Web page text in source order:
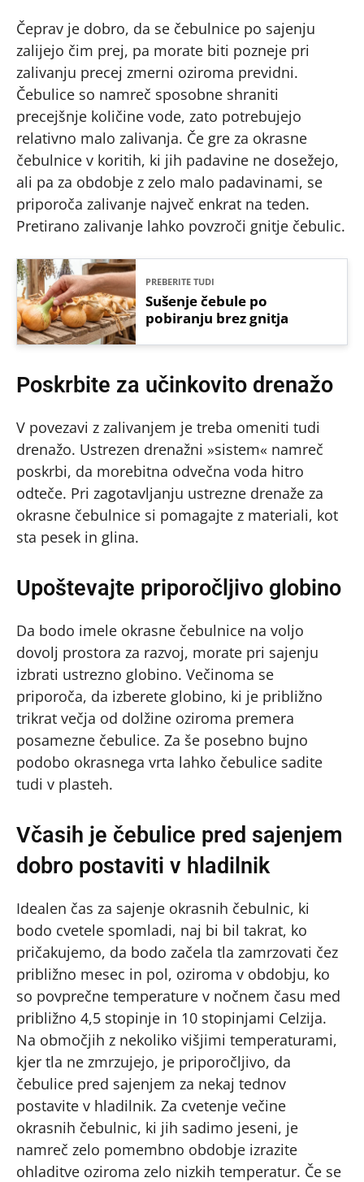
Čeprav je dobro, da se čebulnice po sajenju
zalijejo čim prej, pa morate biti pozneje pri
zalivanju precej zmerni oziroma previdni.
Čebulice so namreč sposobne shraniti
precejšnje količine vode, zato potrebujejo
relativno malo zalivanja. Če gre za okrasne
čebulnice v koritih, ki jih padavine ne dosežejo,
ali pa za obdobje z zelo malo padavinami, se
priporoča zalivanje največ enkrat na teden.
Pretirano zalivanje lahko povzroči gnitje čebulic.
PREBERITE TUDI
Sušenje čebule po
pobiranju brez gnitja
Poskrbite za učinkovito drenažo
V povezavi z zalivanjem je treba omeniti tudi
drenažo. Ustrezen drenažni »sistem« namreč
poskrbi, da morebitna odvečna voda hitro
odteče. Pri zagotavljanju ustrezne drenaže za
okrasne čebulnice si pomagajte z materiali, kot
sta pesek in glina.
Upoštevajte priporočljivo globino
Da bodo imele okrasne čebulnice na voljo
dovolj prostora za razvoj, morate pri sajenju
izbrati ustrezno globino. Večinoma se
priporoča, da izberete globino, ki je približno
trikrat večja od dolžine oziroma premera
posamezne čebulice. Za še posebno bujno
podobo okrasnega vrta lahko čebulice sadite
tudi v plasteh.
Včasih je čebulice pred sajenjem
dobro postaviti v hladilnik
Idealen čas za sajenje okrasnih čebulnic, ki
bodo cvetele spomladi, naj bi bil takrat, ko
pričakujemo, da bodo začela tla zamrzovati čez
približno mesec in pol, oziroma v obdobju, ko
so povprečne temperature v nočnem času med
približno 4,5 stopinje in 10 stopinjami Celzija.
Na območjih z nekoliko višjimi temperaturami,
kjer tla ne zmrzujejo, je priporočljivo, da
čebulice pred sajenjem za nekaj tednov
postavite v hladilnik. Za cvetenje večine
okrasnih čebulnic, ki jih sadimo jeseni, je
namreč zelo pomembno obdobje izrazite
ohladitve oziroma zelo nizkih temperatur. Če se